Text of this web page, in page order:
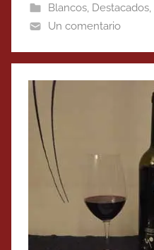
Blancos, Destacados,
Un comentario